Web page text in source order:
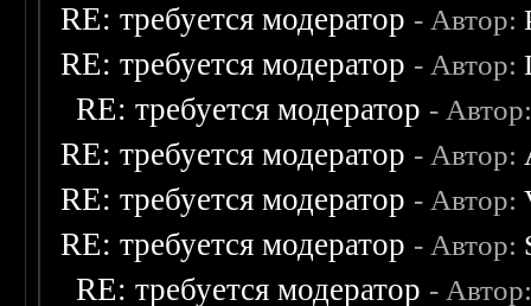
RE: требуется модератор - Автор:
RE: требуется модератор - Автор:
RE: требуется модератор -
RE: требуется модератор - Автор:
RE: требуется модератор - Автор:
RE: требуется модератор - Автор:
RE: требуется модератор -